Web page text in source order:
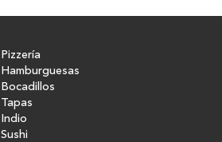
Pizzería
Hamburguesas
Bocadillos
Tapas
Indio
Sushi